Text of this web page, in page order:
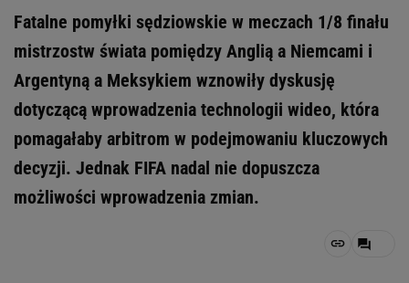
Fatalne pomyłki sędziowskie w meczach 1/8 finału
mistrzostw świata pomiędzy Anglią a Niemcami i
Argentyną a Meksykiem wznowiły dyskusję
dotyczącą wprowadzenia technologii wideo, która
pomagałaby arbitrom w podejmowaniu kluczowych
decyzji. Jednak FIFA nadal nie dopuszcza
możliwości wprowadzenia zmian.